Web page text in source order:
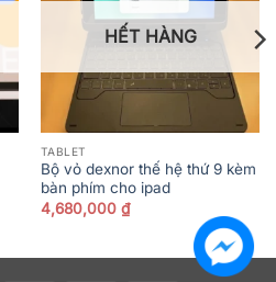
HẾT HÀNG
TABLET
Bộ vỏ dexnor thế hệ thứ 9 kèm
bàn phím cho ipad
4,680,000 ₫